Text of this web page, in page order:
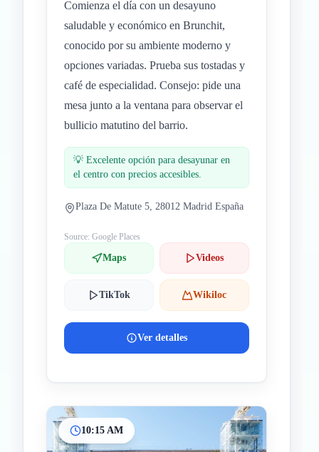
Comienza el día con un desayuno
saludable y económico en Brunchit,
conocido por su ambiente moderno y
opciones variadas. Prueba sus tostadas y
café de especialidad. Consejo: pide una
mesa junto a la ventana para observar el
bullicio matutino del barrio.
💡 Excelente opción para desayunar en
el centro con precios accesibles.
Plaza De Matute 5, 28012 Madrid España
Source: Google Places
Maps Videos
TikTok Wikiloc
Ver detalles
10:15 AM